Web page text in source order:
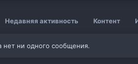
Недавняя активность Контент
нет ни одного сообщения.